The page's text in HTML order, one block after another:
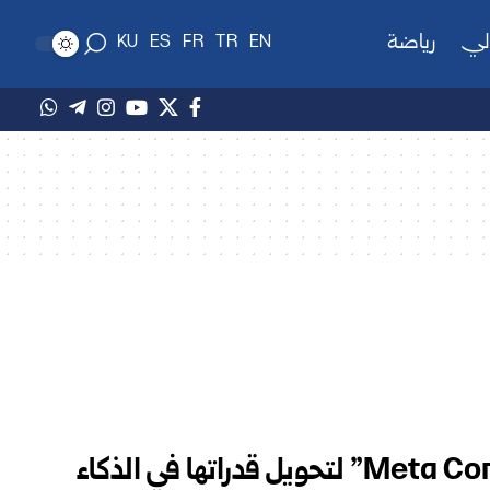
رياضة EN
TR
FR
ES
KU
ميتا تطلق مشروع “Meta Compute” لتحويل قدراتها في الذكاء